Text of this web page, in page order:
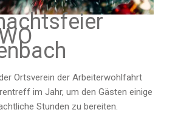
Ortsverein der Arbeiterwohlfahrt
im Jahr, um den Gästen einige
Stunden zu bereiten.